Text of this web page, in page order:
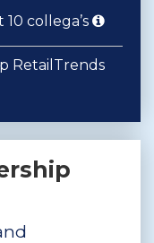
collega’s
RetailTrends